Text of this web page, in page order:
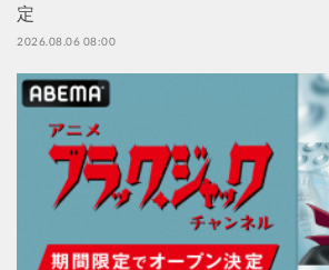
定
2026.08.06 08:00